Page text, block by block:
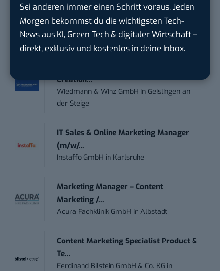
Sei anderen immer einen Schritt voraus. Jeden
Morgen bekommst du die wichtigsten Tech-
News aus KI, Green Tech & digitaler Wirtschaft –
direkt, exklusiv und kostenlos in deine Inbox.
Anforderungs- und Projektmanager
touristische...
trendtours Holding GmbHin Eschborn
Creation...
Wiedmann & Winz GmbH in Geislingen an
der Steige
IT Sales & Online Marketing Manager
(m/w/...
Instaffo GmbH in Karlsruhe
Marketing Manager – Content
Marketing /...
Acura Fachklinik GmbH inAlbstadt
Content Marketing Specialist Product &
Te...
Ferdinand Bilstein GmbH & Co. KG in